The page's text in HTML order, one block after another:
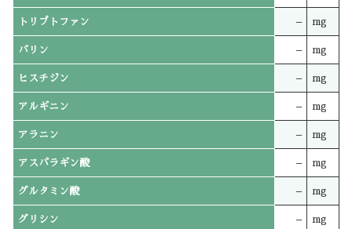
トリプトファン – mg
バリン – mg
ヒスチジン – mg
アルギニン – mg
アラニン – mg
アスパラギン酸 – mg
グルタミン酸 – mg
グリシン – mg